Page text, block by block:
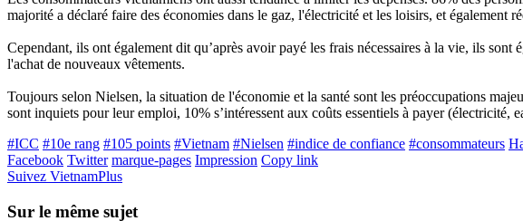
majorité a déclaré faire des économies dans le gaz, l'électricité et les loisirs, et également
Cependant, ils ont également dit qu’après avoir payé les frais nécessaires à la vie, ils
l'achat de nouveaux vêtements.
Toujours selon Nielsen, la situation de l'économie et la santé sont les préoccupations
sont inquiets pour leur emploi, 10% s’intéressent aux coûts essentiels à payer
#ICC #10e rang #105 points #Vietnam #Nielsen #indice de confiance #consommateurs
Facebook Twitter marque-pages Impression Copy link
Suivez VietnamPlus
Sur le même sujet